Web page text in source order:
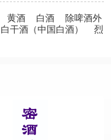
黄酒 白酒
除啤酒外
白干酒（中国白酒）
烈